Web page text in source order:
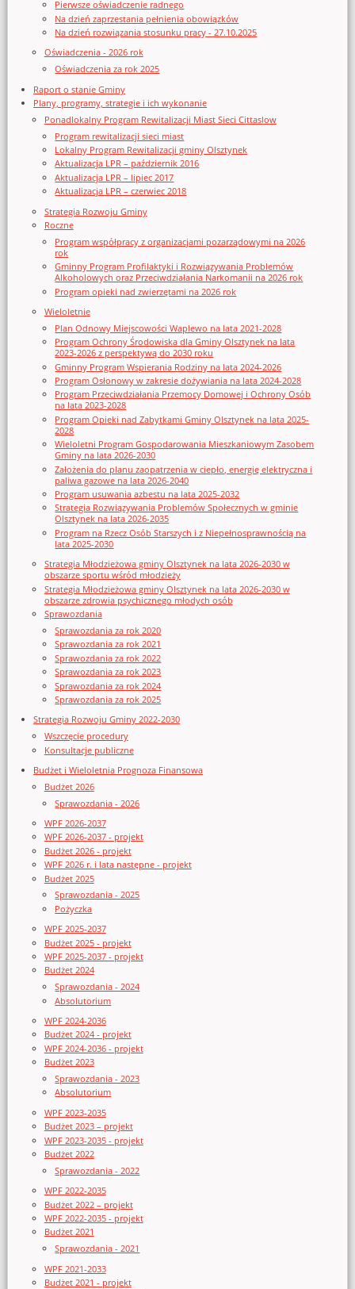
Pierwsze oświadczenie radnego
Na dzień zaprzestania pełnienia obowiązków
Na dzień rozwiązania stosunku pracy - 27.10.2025
Oświadczenia - 2026 rok
Oświadczenia za rok 2025
Raport o stanie Gminy
Plany, programy, strategie i ich wykonanie
Ponadlokalny Program Rewitalizacji Miast Sieci Cittaslow
Program rewitalizacji sieci miast
Lokalny Program Rewitalizacji gminy Olsztynek
Aktualizacja LPR – październik 2016
Aktualizacja LPR – lipiec 2017
Aktualizacja LPR – czerwiec 2018
Strategia Rozwoju Gminy
Roczne
Program współpracy z organizacjami pozarządowymi na 2026
rok
Gminny Program Profilaktyki i Rozwiązywania Problemów
Alkoholowych oraz Przeciwdziałania Narkomanii na 2026 rok
Program opieki nad zwierzętami na 2026 rok
Wieloletnie
Plan Odnowy Miejscowości Waplewo na lata 2021-2028
Program Ochrony Środowiska dla Gminy Olsztynek na lata
2023-2026 z perspektywą do 2030 roku
Gminny Program Wspierania Rodziny na lata 2024-2026
Program Osłonowy w zakresie dożywiania na lata 2024-2028
Program Przeciwdziałania Przemocy Domowej i Ochrony Osób
na lata 2023-2028
Program Opieki nad Zabytkami Gminy Olsztynek na lata 2025-
2028
Wieloletni Program Gospodarowania Mieszkaniowym Zasobem
Gminy na lata 2026-2030
Założenia do planu zaopatrzenia w ciepło, energię elektryczna i
paliwa gazowe na lata 2026-2040
Program usuwania azbestu na lata 2025-2032
Strategia Rozwiązywania Problemów Społecznych w gminie
Olsztynek na lata 2026-2035
Program na Rzecz Osób Starszych i z Niepełnosprawnością na
lata 2025-2030
Strategia Młodzieżowa gminy Olsztynek na lata 2026-2030 w
obszarze sportu wśród młodzieży
Strategia Młodzieżowa gminy Olsztynek na lata 2026-2030 w
obszarze zdrowia psychicznego młodych osób
Sprawozdania
Sprawozdania za rok 2020
Sprawozdania za rok 2021
Sprawozdania za rok 2022
Sprawozdania za rok 2023
Sprawozdania za rok 2024
Sprawozdania za rok 2025
Strategia Rozwoju Gminy 2022-2030
Wszczęcie procedury
Konsultacje publiczne
Budżet i Wieloletnia Prognoza Finansowa
Budżet 2026
Sprawozdania - 2026
WPF 2026-2037
WPF 2026-2037 - projekt
Budżet 2026 - projekt
WPF 2026 r. i lata następne - projekt
Budżet 2025
Sprawozdania - 2025
Pożyczka
WPF 2025-2037
Budżet 2025 - projekt
WPF 2025-2037 - projekt
Budżet 2024
Sprawozdania - 2024
Absolutorium
WPF 2024-2036
Budżet 2024 - projekt
WPF 2024-2036 - projekt
Budżet 2023
Sprawozdania - 2023
Absolutorium
WPF 2023-2035
Budżet 2023 – projekt
WPF 2023-2035 - projekt
Budżet 2022
Sprawozdania - 2022
WPF 2022-2035
Budżet 2022 – projekt
WPF 2022-2035 - projekt
Budżet 2021
Sprawozdania - 2021
WPF 2021-2033
Budżet 2021 - projekt